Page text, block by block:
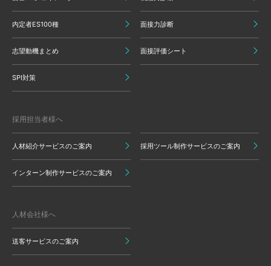
内定者ES100種 面接力診断
志望動機まとめ 面接評価シート
SPI対策
採用担当者様へ
人材紹介サービスのご案内 採用ツール制作サービスのご案内
インターン制作サービスのご案内
人材会社様へ
送客サービスのご案内